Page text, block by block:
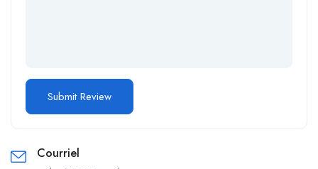
Courriel